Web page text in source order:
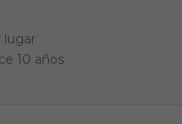
lugar
10 años